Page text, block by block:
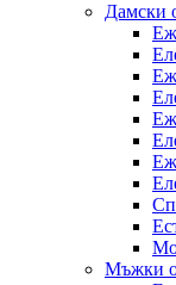
Дамски
Мъжки